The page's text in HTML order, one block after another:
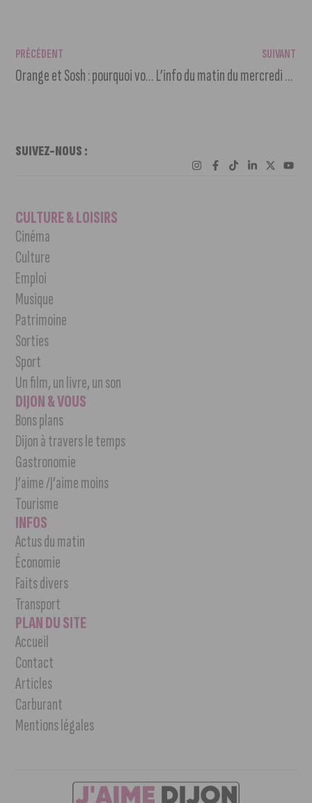
PRÉCÉDENT
Orange et Sosh : pourquoi vos appels ne passaient plus
SUIVANT
L’info du matin du mercredi 31 mai 2023
SUIVEZ-NOUS :
CULTURE & LOISIRS
Cinéma
Culture
Emploi
Musique
Patrimoine
Sorties
Sport
Un film, un livre, un son
DIJON & VOUS
Bons plans
Dijon à travers le temps
Gastronomie
J’aime /J’aime moins
Tourisme
INFOS
Actus du matin
Économie
Faits divers
Transport
PLAN DU SITE
Accueil
Contact
Articles
Carburant
Mentions légales